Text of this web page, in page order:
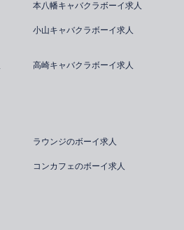
本八幡キャバクラボーイ求人
小山キャバクラボーイ求人
高崎キャバクラボーイ求人
ラウンジのボーイ求人
コンカフェのボーイ求人